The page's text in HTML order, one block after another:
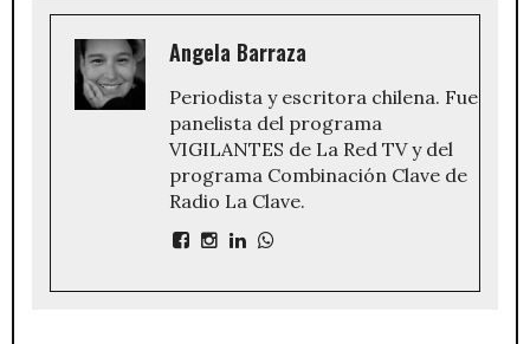
Angela Barraza
Periodista y escritora chilena. Fue
panelista del programa
VIGILANTES de La Red TV y del
programa Combinación Clave de
Radio La Clave.